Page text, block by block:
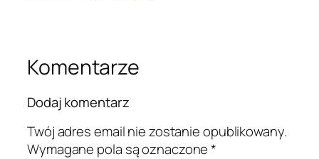
Komentarze
Dodaj komentarz
Twój adres email nie zostanie opublikowany.
Wymagane pola są oznaczone*